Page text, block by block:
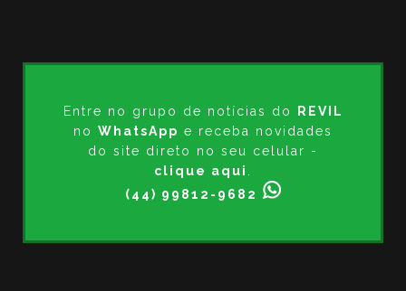
Entre no grupo de notícias do
REVIL
no WhatsApp e receba novidades
do site direto no seu celular -
clique aqui
(44) 99812-9682